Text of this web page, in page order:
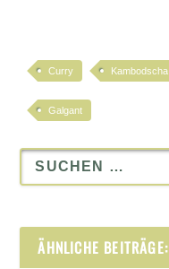
Curry Kambodscha
Galgant
ÄHNLICHE BEITRÄGE: